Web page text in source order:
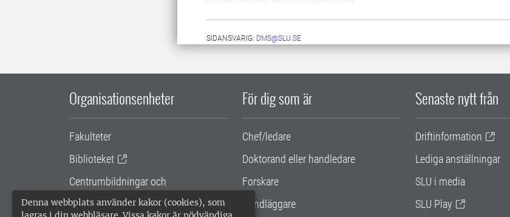
Denna webbplats använder kakor (cookies), som
SIDANSVARIG: DMS@SLU.SE
Organisationsenheter
Fakulteter
Biblioteket
Centrumbildningar och
samarbetsprojekt
För dig som är
Chef/ledare
Doktorand eller handledare
Forskare
Handläggare
Senaste nytt från
Driftinformation
Lediga anställningar
SLU i media
SLU Play